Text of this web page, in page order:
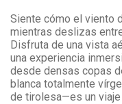
Siente cómo el viento
mientras deslizas
Disfruta de una vista
una experiencia
desde densas copas
blanca totalmente
de tirolesa—es un